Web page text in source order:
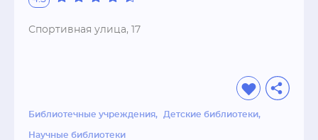
Спортивная улица, 17
Библиотечные учреждения Детские библиотеки
Научные библиотеки